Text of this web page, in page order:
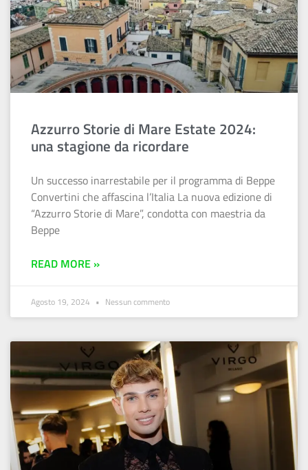
Azzurro Storie di Mare Estate 2024:
una stagione da ricordare
Un successo inarrestabile per il programma di Beppe
Convertini che affascina l’Italia La nuova edizione di
“Azzurro Storie di Mare”, condotta con maestria da
Beppe
READ MORE »
Agosto 19, 2024 Nessun commento